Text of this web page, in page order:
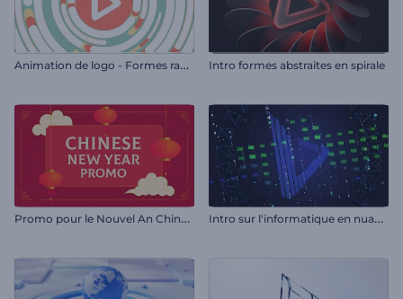
A
nimation de logo - Formes rapides Intro formes abstraites en spirale
P
romo pour le Nouvel An Chinois I
ntro sur l'informatique en nuage et l'hébergement